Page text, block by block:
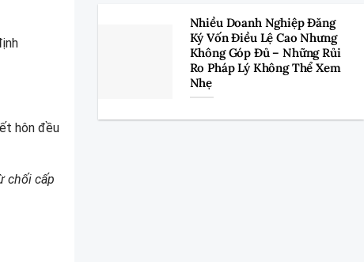
hôn đều
chối cấp
Nhiều Doanh Nghiệp Đăng
Ký Vốn Điều Lệ Cao Nhưng
Không Góp Đủ – Những Rủi
Ro Pháp Lý Không Thể Xem
Nhẹ